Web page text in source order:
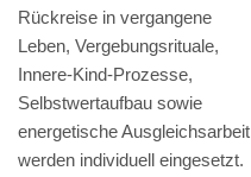
Rückreise in vergangene
Leben, Vergebungsrituale,
Innere-Kind-Prozesse,
Selbstwertaufbau sowie
energetische Ausgleichsarbeit
werden individuell eingesetzt.